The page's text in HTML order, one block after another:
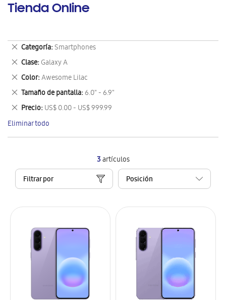
Tienda Online
3artículos
Filtrar por
Categoría Smartphones
Eliminar
este
artículo
Clase Galaxy A
Eliminar
este
artículo
Color Awesome Lilac
Eliminar
este
artículo
Tamaño de pantalla 6.0" - 6.9"
Eliminar
este
artículo
Precio US$ 0.00 - US$ 999.99
Eliminar
este
artículo
Eliminar todo